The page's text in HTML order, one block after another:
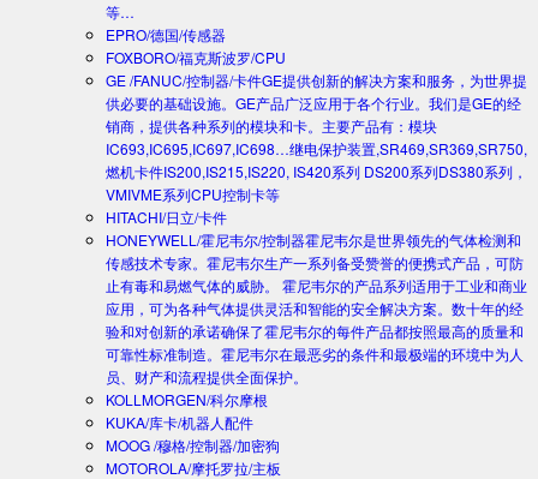
等…
EPRO/德国/传感器
FOXBORO/福克斯波罗/CPU
GE /FANUC/控制器/卡件GE提供创新的解决方案和服务，为世界提
供必要的基础设施。GE产品广泛应用于各个行业。我们是GE的经
销商，提供各种系列的模块和卡。主要产品有：模块
IC693,IC695,IC697,IC698…继电保护装置,SR469,SR369,SR750,
燃机卡件IS200,IS215,IS220, IS420系列 DS200系列DS380系列，
VMIVME系列CPU控制卡等
HITACHI/日立/卡件
HONEYWELL/霍尼韦尔/控制器霍尼韦尔是世界领先的气体检测和
传感技术专家。霍尼韦尔生产一系列备受赞誉的便携式产品，可防
止有毒和易燃气体的威胁。 霍尼韦尔的产品系列适用于工业和商业
应用，可为各种气体提供灵活和智能的安全解决方案。数十年的经
验和对创新的承诺确保了霍尼韦尔的每件产品都按照最高的质量和
可靠性标准制造。霍尼韦尔在最恶劣的条件和最极端的环境中为人
员、财产和流程提供全面保护。
KOLLMORGEN/科尔摩根
KUKA/库卡/机器人配件
MOOG /穆格/控制器/加密狗
MOTOROLA/摩托罗拉/主板